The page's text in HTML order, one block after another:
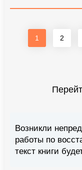
1 2
Возникли
работы по
текст книги